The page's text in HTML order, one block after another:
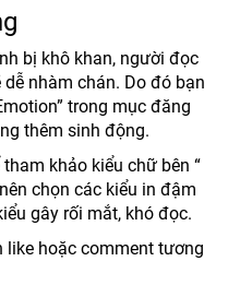
bị khô khan, người đọc
nhàm chán. Do đó bạn
trong mục đăng
thêm sinh động.
khảo kiểu chữ bên “
chọn các kiểu in đậm
gây rối mắt, khó đọc.
like hoặc comment tương